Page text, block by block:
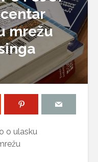
mrežu
o ulasku